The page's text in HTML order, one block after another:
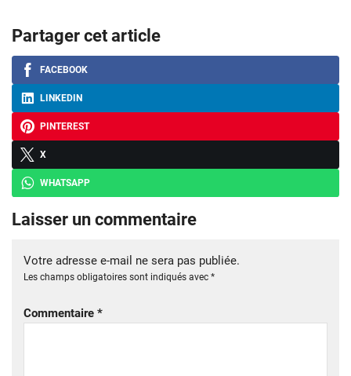
Partager cet article
FACEBOOK
LINKEDIN
PINTEREST
X
WHATSAPP
Laisser un commentaire
Votre adresse e-mail ne sera pas publiée.
Les champs obligatoires sont indiqués avec *
Commentaire *